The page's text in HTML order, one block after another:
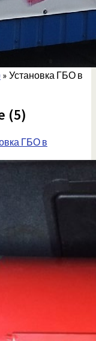
» Установка ГБО в
(5)
ГБО в